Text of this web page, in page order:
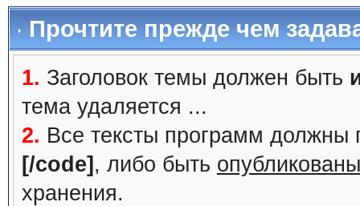
Прочтите прежде чем
1. Заголовок темы должен быть
тема удаляется ...
2. Все тексты программ должны
[/code] , либо быть
хранения.